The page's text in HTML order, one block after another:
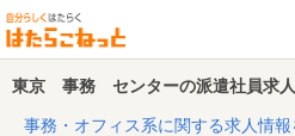
東京 事務 センターの派遣社員求
事務・オフィス系に関する求人情報